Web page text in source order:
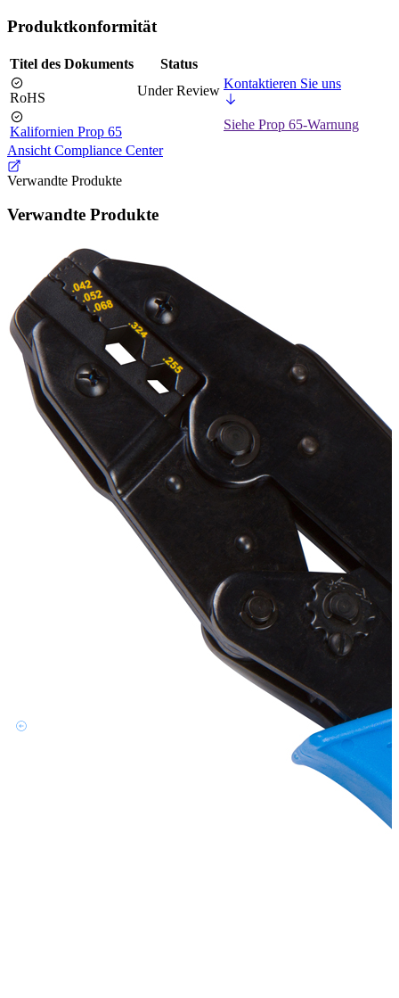
Produktkonformität
Titel des Dokuments Status
RoHS Under Review Kontaktieren Sie uns
Kalifornien Prop 65
Siehe Prop 65-Warnung
Ansicht Compliance Center
Verwandte Produkte
Verwandte Produkte